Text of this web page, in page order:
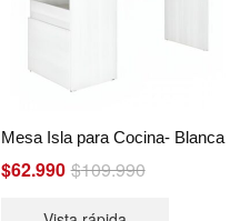
Mesa Isla para Cocina- Blanca
$109.990Original
$62.990
Current